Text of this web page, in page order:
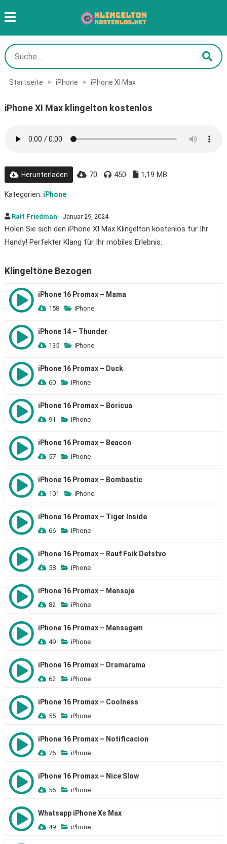
Startseite » iPhone » iPhone XI Max
iPhone XI Max klingelton kostenlos
Herunterladen 70 450 1,19 MB
Kategorien: iPhone
Ralf Friedman - Januar 29, 2024
Holen Sie sich den iPhone XI Max Klingelton kostenlos für Ihr
Handy! Perfekter Klang für Ihr mobiles Erlebnis.
Klingeltöne Bezogen
iPhone 16 Promax – Mama
158 iPhone
iPhone 14 – Thunder
135 iPhone
iPhone 16 Promax – Duck
60 iPhone
iPhone 16 Promax – Boricua
91 iPhone
iPhone 16 Promax – Beacon
57 iPhone
iPhone 16 Promax – Bombastic
101 iPhone
iPhone 16 Promax – Tiger Inside
66 iPhone
iPhone 16 Promax – Rauf Faik Detstvo
58 iPhone
iPhone 16 Promax – Mensaje
82 iPhone
iPhone 16 Promax – Mensagem
49 iPhone
iPhone 16 Promax – Dramarama
62 iPhone
iPhone 16 Promax – Coolness
55 iPhone
iPhone 16 Promax – Notificacion
76 iPhone
iPhone 16 Promax – Nice Slow
56 iPhone
Whatsapp iPhone Xs Max
49 iPhone